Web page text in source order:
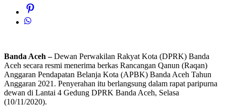
Banda Aceh –Dewan Perwakilan Rakyat Kota (DPRK) Banda
Aceh secara resmi menerima berkas Rancangan Qanun (Raqan)
Anggaran Pendapatan Belanja Kota (APBK) Banda Aceh Tahun
Anggaran 2021. Penyerahan itu berlangsung dalam rapat paripurna
dewan di Lantai 4 Gedung DPRK Banda Aceh, Selasa
(10/11/2020).